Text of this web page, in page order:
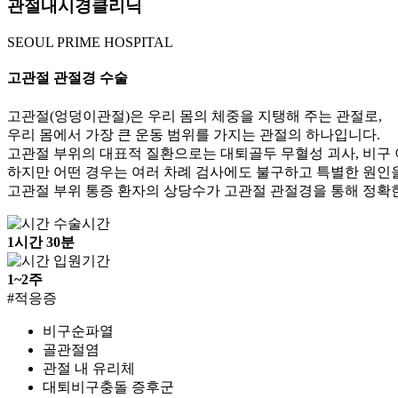
관절내시경클리닉
SEOUL PRIME HOSPITAL
고관절 관절경 수술
고관절(엉덩이관절)은 우리 몸의 체중을 지탱해 주는 관절로,
우리 몸에서 가장 큰 운동 범위를 가지는 관절의 하나입니다.
고관절 부위의 대표적 질환으로는 대퇴골두 무혈성 괴사, 비
하지만 어떤 경우는 여러 차례 검사에도 불구하고 특별한 원
고관절 부위 통증 환자의 상당수가 고관절 관절경을 통해 정
수술시간
1시간 30분
입원기간
1~2주
#적응증
비구순파열
골관절염
관절 내 유리체
대퇴비구충돌 증후군